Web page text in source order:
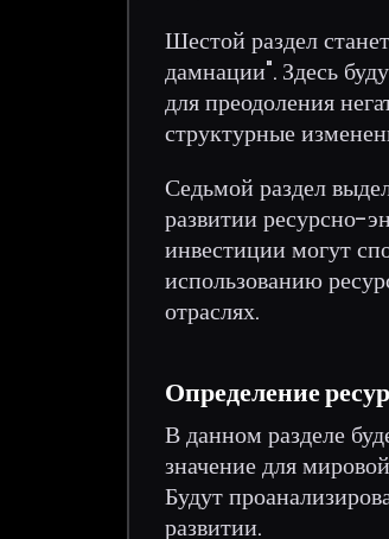
Шестой раздел
дамнации". Здесь
для преодоления
структурные
Седьмой раздел
развитии ресурсно-
инвестиции могут
использованию
отраслях.
Определение
В данном разделе
значение для
Будут
развитии.